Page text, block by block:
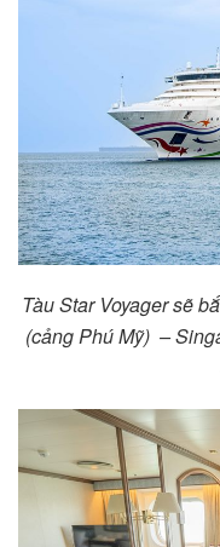
Tàu Star Voyager sẽ
(cảng Phú Mỹ) –